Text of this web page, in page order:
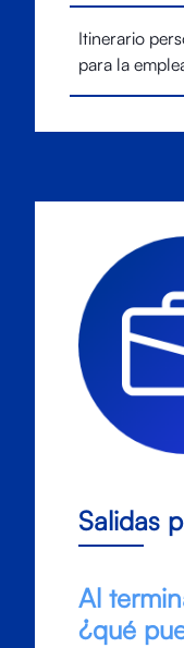
Itinerario
para la
Salidas
Al
¿qué